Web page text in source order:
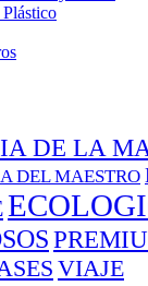
DE LA
DEL MAESTRO
VIAJE